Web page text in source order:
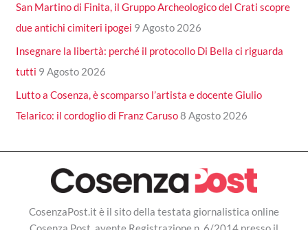
San Martino di Finita, il Gruppo Archeologico del Crati scopre
due antichi cimiteri ipogei 9 Agosto 2026
Insegnare la libertà: perché il protocollo Di Bella ci riguarda
tutti 9 Agosto 2026
Lutto a Cosenza, è scomparso l’artista e docente Giulio
Telarico: il cordoglio di Franz Caruso8 Agosto 2026
CosenzaPost.it è il sito della testata giornalistica online